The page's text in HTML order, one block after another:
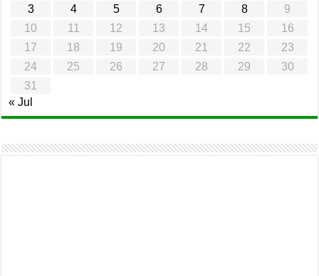
3
4 5 6 7 8
9
10
11 12 13 14 15
16
17
18 19 20 21 22
23
24
25 26 27 28 29
30
31
« Jul